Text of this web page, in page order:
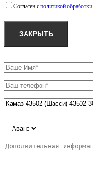
Согласен с политикой обработки
ЗАКРЫТЬ